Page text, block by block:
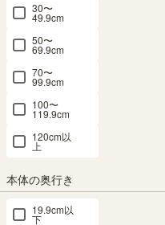
30〜
49.9cm
50〜
69.9cm
70〜
99.9cm
100〜
119.9cm
120cm以
上
本体の奥行き
19.9cm以
下
テレビ台 幅176cm
TVボード ローボ
引き戸 収納 リビ
アトモナ AMN-